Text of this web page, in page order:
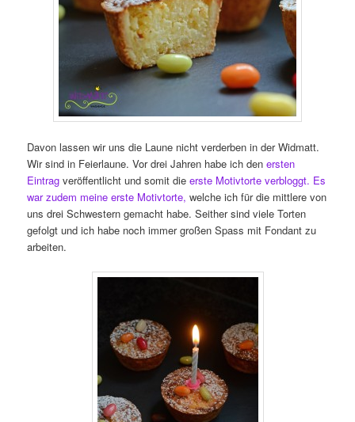
Davon lassen wir uns die Laune nicht verderben in der Widmatt.
Wir sind in Feierlaune. Vor drei Jahren habe ich den ersten
Eintragveröffentlicht und somit dieerste Motivtorte verbloggt. Es
war zudem meine erste Motivtorte, welche ich für die mittlere von
uns drei Schwestern gemacht habe. Seither sind viele Torten
gefolgt und ich habe noch immer großen Spass mit Fondant zu
arbeiten.